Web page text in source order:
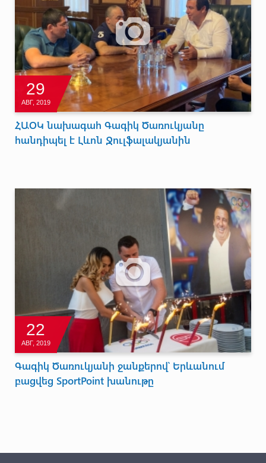
29
АВГ, 2019
ՀԱՕԿ նախագահ Գագիկ Ծառուկյանը
հանդիպել է Լևոն Ջուլֆալակյանին
22
АВГ, 2019
Գագիկ Ծառուկյանի ջանքերով՝ Երևանում
բացվեց SportPoint խանութը